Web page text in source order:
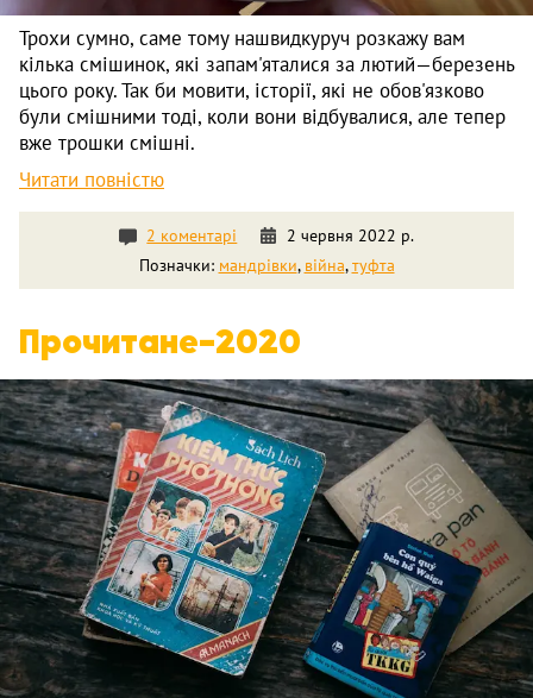
Трохи сумно, саме тому нашвидкуруч розкажу вам
кілька смішинок, які запам'яталися за лютий—березень
цього року. Так би мовити, історії, які не обов'язково
були смішними тоді, коли вони відбувалися, але тепер
вже трошки смішні.
Читати повністю
2 коментарі
2 червня 2022 р.
Позначки: мандрівки, війна,туфта
Прочитане-2020